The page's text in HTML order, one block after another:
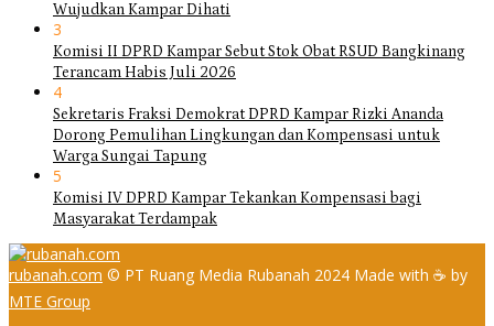
Wujudkan Kampar Dihati
3
Komisi II DPRD Kampar Sebut Stok Obat RSUD Bangkinang
Terancam Habis Juli 2026
4
Sekretaris Fraksi Demokrat DPRD Kampar Rizki Ananda
Dorong Pemulihan Lingkungan dan Kompensasi untuk
Warga Sungai Tapung
5
Komisi IV DPRD Kampar Tekankan Kompensasi bagi
Masyarakat Terdampak
rubanah.com © PT Ruang Media Rubanah 2024 Made with ☕ by
MTE Group